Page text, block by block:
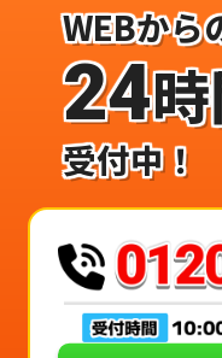
WEBから
24
受付中！